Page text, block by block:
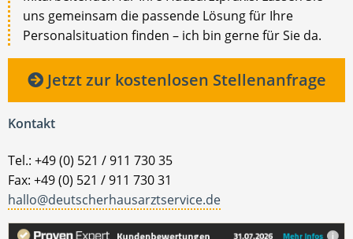
uns gemeinsam die passende Lösung für Ihre
Personalsituation finden – ich bin gerne für Sie da.
Jetzt zur kostenlosen Stellenanfrage
Kontakt
Tel.: +49 (0) 521 / 911 730 35
Fax: +49 (0) 521 / 911 730 31
hallo@deutscherhausarztservice.de